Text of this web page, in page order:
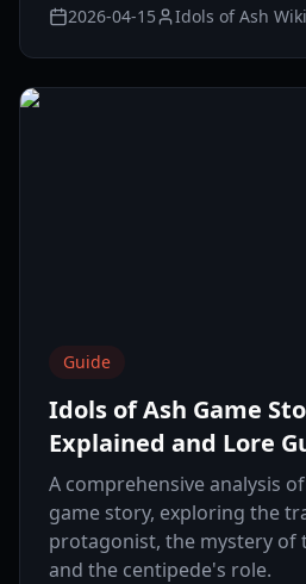
2026-04-15 Idols of Ash
Guide
Idols of Ash Game
Explained and Lore
A comprehensive analysis
game story, exploring the
protagonist, the mystery of
and the centipede's role.